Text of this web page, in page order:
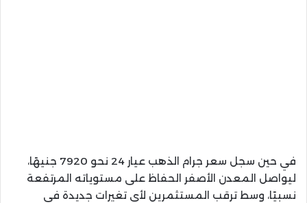
في حين سجل سعر جرام الذهب عيار 24 نحو 7920 جنيهًا،
ليواصل المعدن الأصفر الحفاظ على مستوياته المرتفعة
نسبيًا، وسط ترقب المستثمرين لأي تغيرات جديدة في